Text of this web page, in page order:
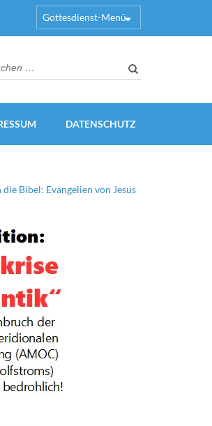
Gottesdienst-Menü
DATENSCHUTZ
Bibel: Evangelien von Jesus